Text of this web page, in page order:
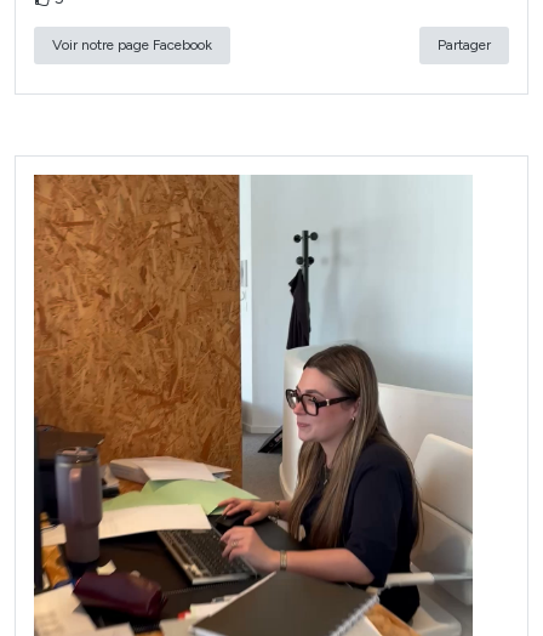
Voir notre page Facebook Partager